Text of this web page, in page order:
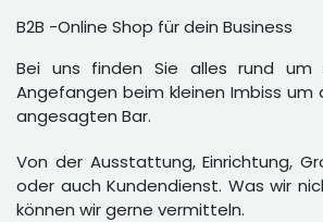
B2B -Online Shop für dein Business
Bei uns finden Sie alles rund um
Angefangen beim kleinen Imbiss um
angesagten Bar.
Von der Ausstattung, Einrichtung,
oder auch Kundendienst. Was wir
können wir gerne vermitteln.